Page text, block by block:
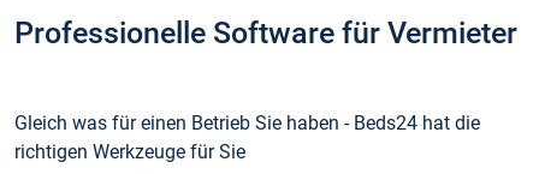
Professionelle Software für Vermieter
Gleich was für einen Betrieb Sie haben - Beds24 hat die
richtigen Werkzeuge für Sie